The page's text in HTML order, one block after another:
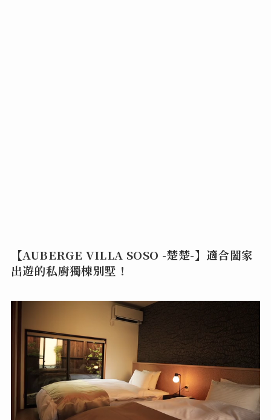
【AUBERGE VILLA SOSO -楚楚-】適合闔家
出遊的私廚獨棟別墅！